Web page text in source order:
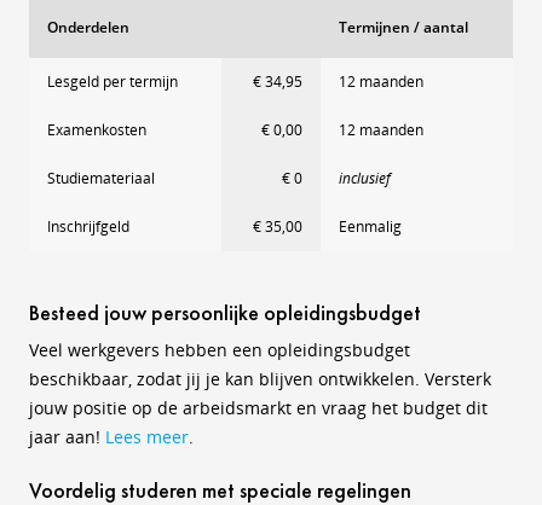
Onderdelen Termijnen / aantal
Lesgeld per termijn € 34,95 12 maanden
Examenkosten € 0,00 12 maanden
Studiemateriaal € 0 inclusief
Inschrijfgeld € 35,00 Eenmalig
Besteed jouw persoonlijke opleidingsbudget
Veel werkgevers hebben een opleidingsbudget
beschikbaar, zodat jij je kan blijven ontwikkelen. Versterk
jouw positie op de arbeidsmarkt en vraag het budget dit
jaar aan! Lees meer.
Voordelig studeren met speciale regelingen